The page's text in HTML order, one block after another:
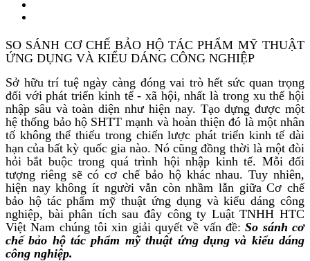
SO SÁNH CƠ CHẾ BẢO HỘ TÁC PHẨM MỸ THUẬT
ỨNG DỤNG VÀ KIỂU DÁNG CÔNG NGHIỆP
Sở hữu trí tuệ ngày càng đóng vai trò hết sức quan trọng
đối với phát triển kinh tế - xã hội, nhất là trong xu thế hội
nhập sâu và toàn diện như hiện nay. Tạo dựng được một
hệ thống bảo hộ SHTT mạnh và hoàn thiện đó là một nhân
tố không thể thiếu trong chiến lược phát triển kinh tế dài
hạn của bất kỳ quốc gia nào. Nó cũng đồng thời là một đòi
hỏi bắt buộc trong quá trình hội nhập kinh tế. Mỗi đối
tượng riêng sẽ có cơ chế bảo hộ khác nhau. Tuy nhiên,
hiện nay không ít người vẫn còn nhầm lẫn giữa Cơ chế
bảo hộ tác phẩm mỹ thuật ứng dụng và kiểu dáng công
nghiệp, bài phân tích sau đây công ty Luật TNHH HTC
Việt Nam chúng tôi xin giải quyết về vấn đề:So sánh cơ
chế bảo hộ tác phẩm mỹ thuật ứng dụng và kiểu dáng
công nghiệp.